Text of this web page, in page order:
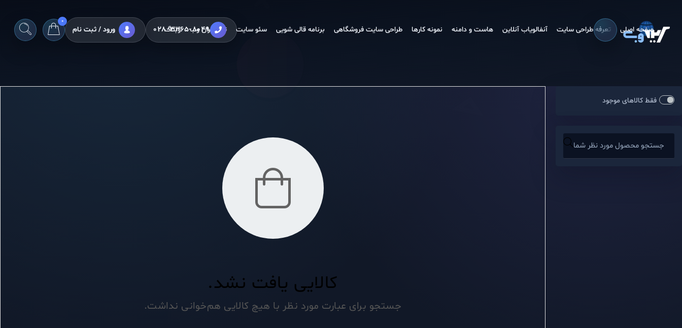
صفحه اصلی تعرفه طراحی سایت آنفالویاب آنلاین هاست و دامنه نمونه کارها طراحی سایت فروشگاهی برنامه قالی شویی سئو سایت تیم ایران وب وبلاگ
028-3365-8049 ورود / ثبت نام
0
کالایی یافت نشد.
جستجو برای عبارت مورد نظر با هیچ کالایی هم‌خوانی نداشت.
فقط کالاهای موجود